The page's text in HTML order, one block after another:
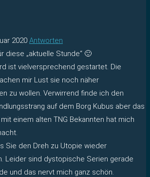
2020 Antworten
diese „aktuelle Stunde“ 🙂
ist vielversprechend gestartet. Die
mir Lust sie noch näher
zu wollen. Verwirrend finde ich den
auf dem Borg Kubus aber das
einem alten TNG Bekannten hat mich
Sie den Dreh zu Utopie wieder
Leider sind dystopische Serien gerade
und das nervt mich ganz schön.